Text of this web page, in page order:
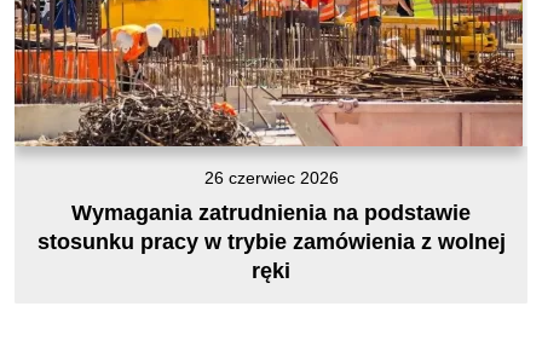
26 czerwiec 2026
Wymagania zatrudnienia na podstawie
stosunku pracy w trybie zamówienia z wolnej
ręki